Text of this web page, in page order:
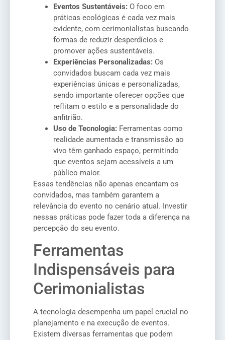
Eventos Sustentáveis: O foco em
práticas ecológicas é cada vez mais
evidente, com cerimonialistas buscando
formas de reduzir desperdícios e
promover ações sustentáveis.
Experiências Personalizadas: Os
convidados buscam cada vez mais
experiências únicas e personalizadas,
sendo importante oferecer opções que
reflitam o estilo e a personalidade do
anfitrião.
Uso de Tecnologia: Ferramentas como
realidade aumentada e transmissão ao
vivo têm ganhado espaço, permitindo
que eventos sejam acessíveis a um
público maior.
Essas tendências não apenas encantam os
convidados, mas também garantem a
relevância do evento no cenário atual. Investir
nessas práticas pode fazer toda a diferença na
percepção do seu evento.
Ferramentas
Indispensáveis para
Cerimonialistas
A tecnologia desempenha um papel crucial no
planejamento e na execução de eventos.
Existem diversas ferramentas que podem